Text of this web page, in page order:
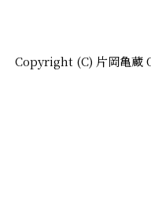
Copyright (C) 片岡亀